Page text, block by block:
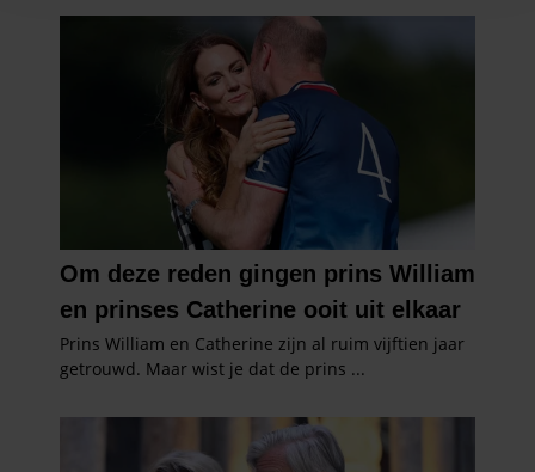
informatie over uw gebruik van onze site met onze
partners voor social media, adverteren en analyse. Deze
partners kunnen deze gegevens combineren met andere
informatie die u aan ze heeft verstrekt of die ze hebben
verzameld op basis van uw gebruik van hun services. U
gaat akkoord met onze cookies als u onze website blijft